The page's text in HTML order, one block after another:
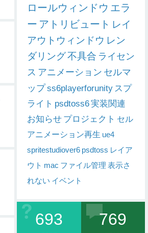
ロールウィンドウ エラ
ー アトリビュート レイ
アウトウィンドウ レン
ダリング不具合 ライセン
ス アニメーション セルマ
ップss6playerforunity スプ
ライト psdtoss6実装関連
お知らせ プロジェクト セル
アニメーション再生 ue4
spritestudiover6 psdtoss レイア
ウト mac ファイル管理 表示さ
れない イベント
693 769